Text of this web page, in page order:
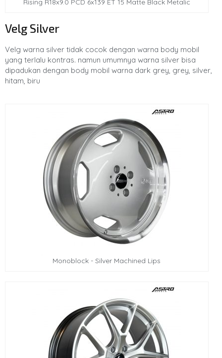
Rising R18x9.0 PCD 6x139 ET 15 Matte Black Metalic
Velg Silver
Velg warna silver tidak cocok dengan warna body mobil
yang terlalu kontras. namun umumnya warna silver bisa
dipadukan dengan body mobil warna dark grey, grey, silver,
hitam, biru
Monoblock - Silver Machined Lips